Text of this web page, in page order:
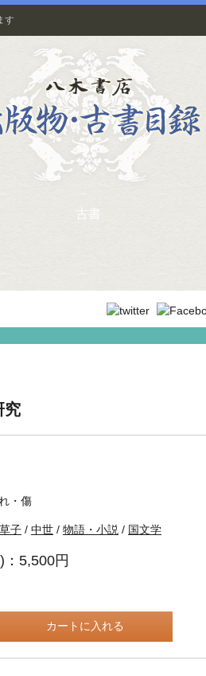
す
古書
究
・傷
子 / 中世 / 物語・小説 / 国文学
5,500円